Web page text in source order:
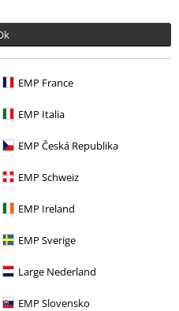
EMP France
EMP Italia
EMP Česká Republika
EMP Schweiz
EMP Ireland
EMP Sverige
Large Nederland
EMP Slovensko
Košile
rukávem
se přihlásíte